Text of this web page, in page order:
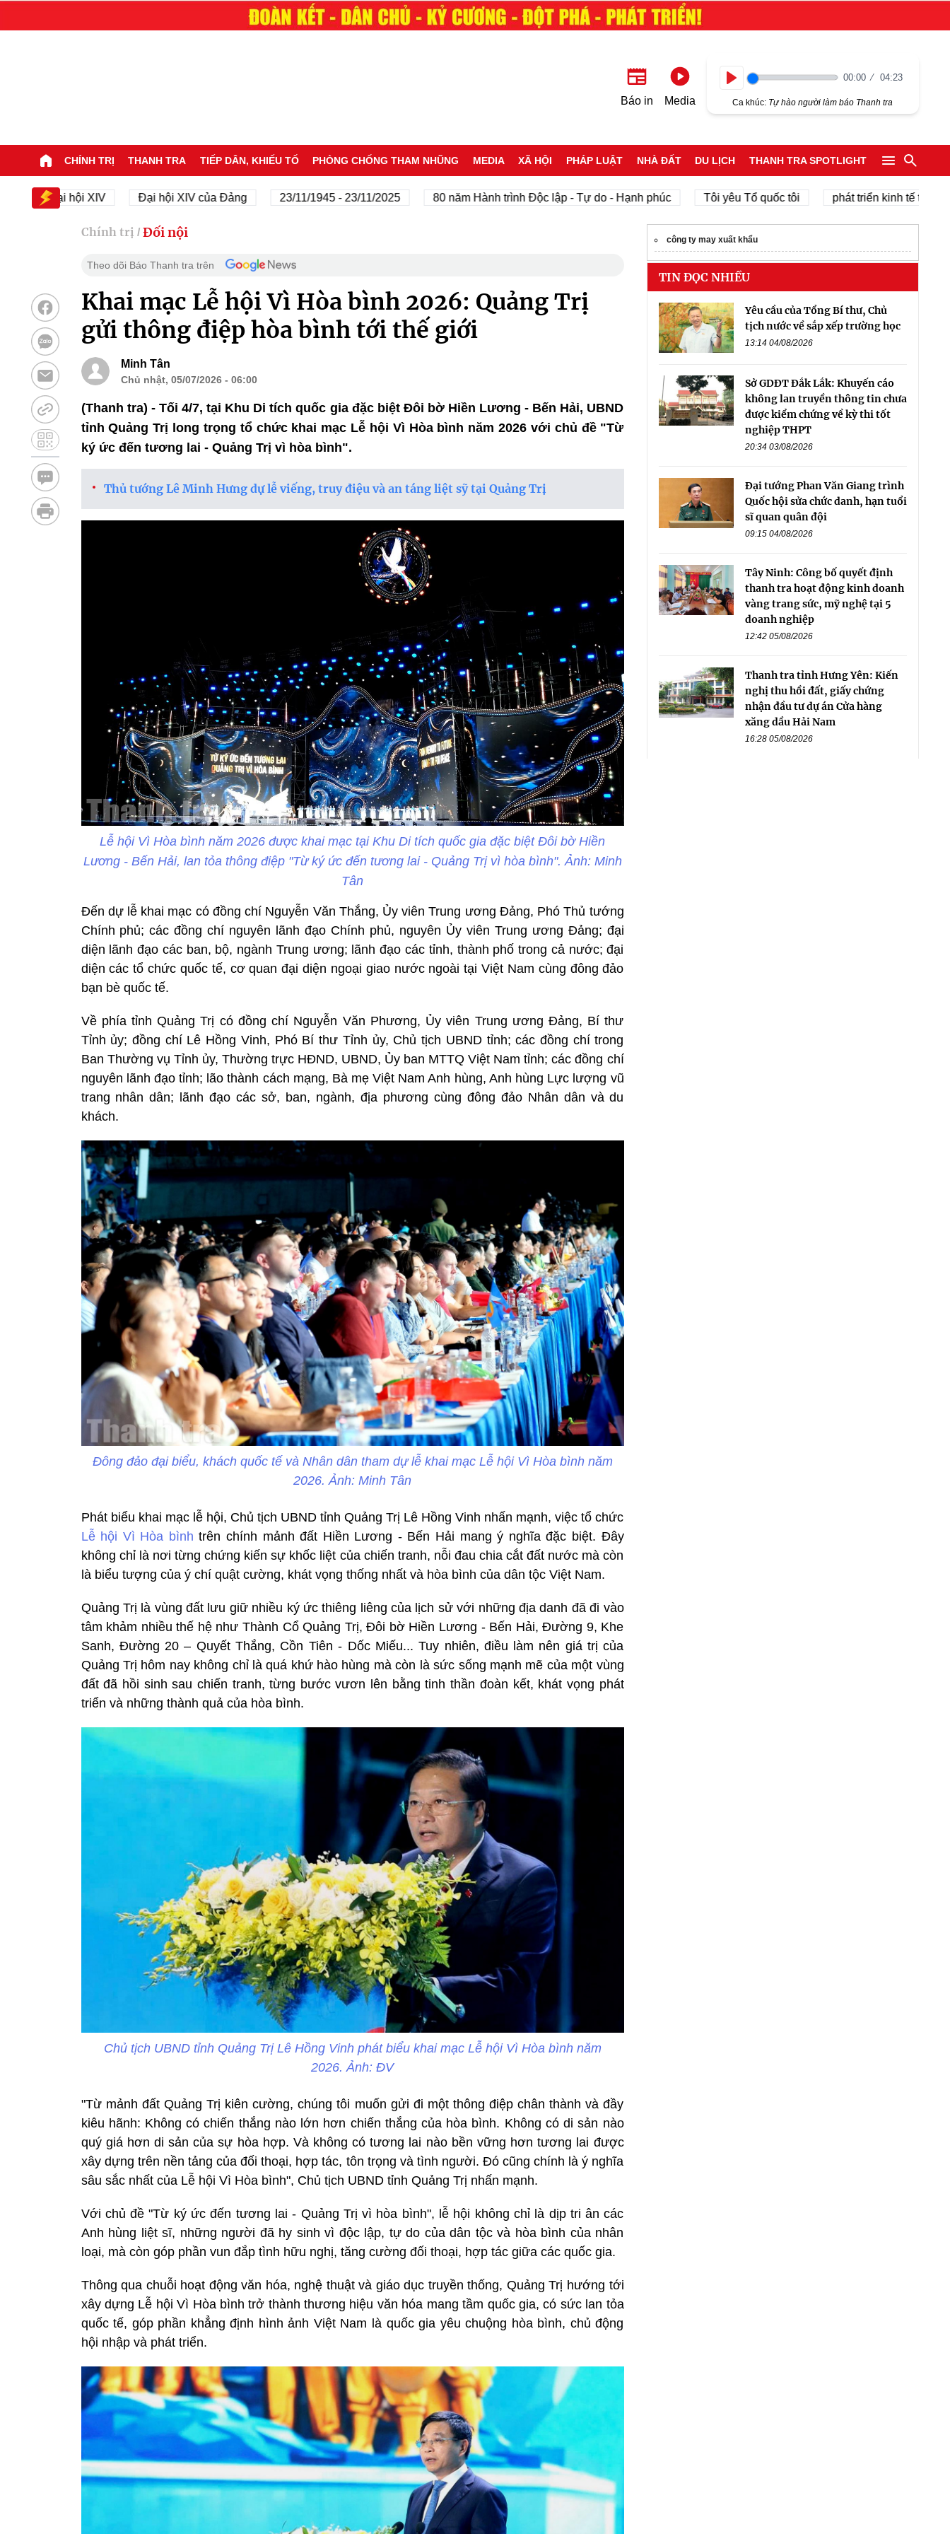
Báo in Media
00:00 04:23
Ca khúc: Tự hào người làm báo Thanh tra
CHÍNH TRỊ THANH TRA TIẾP DÂN, KHIẾU TỐ PHÒNG CHỐNG THAM NHŨNG MEDIA XÃ HỘI PHÁP LUẬT NHÀ ĐẤT DU LỊCH THANH TRA SPOTLIGHT
Đại hội XIV Đại hội XIV của Đảng 23/11/1945 - 23/11/2025 80 năm Hành trình Độc lập - Tự do - Hạnh phúc Tôi yêu Tổ quốc tôi phát triển kinh tế tư nhân
Chính trị / Đối nội
Theo dõi Báo Thanh tra trên
Khai mạc Lễ hội Vì Hòa bình 2026: Quảng Trị
gửi thông điệp hòa bình tới thế giới
Minh Tân
Chủ nhật, 05/07/2026 - 06:00
(Thanh tra) - Tối 4/7, tại Khu Di tích quốc gia đặc biệt Đôi bờ Hiền Lương - Bến Hải, UBND
tỉnh Quảng Trị long trọng tổ chức khai mạc Lễ hội Vì Hòa bình năm 2026 với chủ đề "Từ
ký ức đến tương lai - Quảng Trị vì hòa bình".
Thủ tướng Lê Minh Hưng dự lễ viếng, truy điệu và an táng liệt sỹ tại Quảng Trị
Lễ hội Vì Hòa bình năm 2026 được khai mạc tại Khu Di tích quốc gia đặc biệt Đôi bờ Hiền
Lương - Bến Hải, lan tỏa thông điệp "Từ ký ức đến tương lai - Quảng Trị vì hòa bình". Ảnh: Minh
Tân
Đến dự lễ khai mạc có đồng chí Nguyễn Văn Thắng, Ủy viên Trung ương Đảng, Phó Thủ tướng
Chính phủ; các đồng chí nguyên lãnh đạo Chính phủ, nguyên Ủy viên Trung ương Đảng; đại
diện lãnh đạo các ban, bộ, ngành Trung ương; lãnh đạo các tỉnh, thành phố trong cả nước; đại
diện các tổ chức quốc tế, cơ quan đại diện ngoại giao nước ngoài tại Việt Nam cùng đông đảo
bạn bè quốc tế.
Về phía tỉnh Quảng Trị có đồng chí Nguyễn Văn Phương, Ủy viên Trung ương Đảng, Bí thư
Tỉnh ủy; đồng chí Lê Hồng Vinh, Phó Bí thư Tỉnh ủy, Chủ tịch UBND tỉnh; các đồng chí trong
Ban Thường vụ Tỉnh ủy, Thường trực HĐND, UBND, Ủy ban MTTQ Việt Nam tỉnh; các đồng chí
nguyên lãnh đạo tỉnh; lão thành cách mạng, Bà mẹ Việt Nam Anh hùng, Anh hùng Lực lượng vũ
trang nhân dân; lãnh đạo các sở, ban, ngành, địa phương cùng đông đảo Nhân dân và du
khách.
Đông đảo đại biểu, khách quốc tế và Nhân dân tham dự lễ khai mạc Lễ hội Vì Hòa bình năm
2026. Ảnh: Minh Tân
Phát biểu khai mạc lễ hội, Chủ tịch UBND tỉnh Quảng Trị Lê Hồng Vinh nhấn mạnh, việc tổ chức
Lễ hội Vì Hòa bìnhtrên chính mảnh đất Hiền Lương - Bến Hải mang ý nghĩa đặc biệt. Đây
không chỉ là nơi từng chứng kiến sự khốc liệt của chiến tranh, nỗi đau chia cắt đất nước mà còn
là biểu tượng của ý chí quật cường, khát vọng thống nhất và hòa bình của dân tộc Việt Nam.
Quảng Trị là vùng đất lưu giữ nhiều ký ức thiêng liêng của lịch sử với những địa danh đã đi vào
tâm khảm nhiều thế hệ như Thành Cổ Quảng Trị, Đôi bờ Hiền Lương - Bến Hải, Đường 9, Khe
Sanh, Đường 20 – Quyết Thắng, Cồn Tiên - Dốc Miếu... Tuy nhiên, điều làm nên giá trị của
Quảng Trị hôm nay không chỉ là quá khứ hào hùng mà còn là sức sống mạnh mẽ của một vùng
đất đã hồi sinh sau chiến tranh, từng bước vươn lên bằng tinh thần đoàn kết, khát vọng phát
triển và những thành quả của hòa bình.
Chủ tịch UBND tỉnh Quảng Trị Lê Hồng Vinh phát biểu khai mạc Lễ hội Vì Hòa bình năm
2026. Ảnh: ĐV
"Từ mảnh đất Quảng Trị kiên cường, chúng tôi muốn gửi đi một thông điệp chân thành và đầy
kiêu hãnh: Không có chiến thắng nào lớn hơn chiến thắng của hòa bình. Không có di sản nào
quý giá hơn di sản của sự hòa hợp. Và không có tương lai nào bền vững hơn tương lai được
xây dựng trên nền tảng của đối thoại, hợp tác, tôn trọng và tình người. Đó cũng chính là ý nghĩa
sâu sắc nhất của Lễ hội Vì Hòa bình", Chủ tịch UBND tỉnh Quảng Trị nhấn mạnh.
Với chủ đề "Từ ký ức đến tương lai - Quảng Trị vì hòa bình", lễ hội không chỉ là dịp tri ân các
Anh hùng liệt sĩ, những người đã hy sinh vì độc lập, tự do của dân tộc và hòa bình của nhân
loại, mà còn góp phần vun đắp tình hữu nghị, tăng cường đối thoại, hợp tác giữa các quốc gia.
Thông qua chuỗi hoạt động văn hóa, nghệ thuật và giáo dục truyền thống, Quảng Trị hướng tới
xây dựng Lễ hội Vì Hòa bình trở thành thương hiệu văn hóa mang tầm quốc gia, có sức lan tỏa
quốc tế, góp phần khẳng định hình ảnh Việt Nam là quốc gia yêu chuộng hòa bình, chủ động
hội nhập và phát triển.
công ty may xuất khẩu
TIN ĐỌC NHIỀU
Yêu cầu của Tổng Bí thư, Chủ
tịch nước về sắp xếp trường học
13:14 04/08/2026
Sở GDĐT Đắk Lắk: Khuyến cáo
không lan truyền thông tin chưa
được kiểm chứng về kỳ thi tốt
nghiệp THPT
20:34 03/08/2026
Đại tướng Phan Văn Giang trình
Quốc hội sửa chức danh, hạn tuổi
sĩ quan quân đội
09:15 04/08/2026
Tây Ninh: Công bố quyết định
thanh tra hoạt động kinh doanh
vàng trang sức, mỹ nghệ tại 5
doanh nghiệp
12:42 05/08/2026
Thanh tra tỉnh Hưng Yên: Kiến
nghị thu hồi đất, giấy chứng
nhận đầu tư dự án Cửa hàng
xăng dầu Hải Nam
16:28 05/08/2026